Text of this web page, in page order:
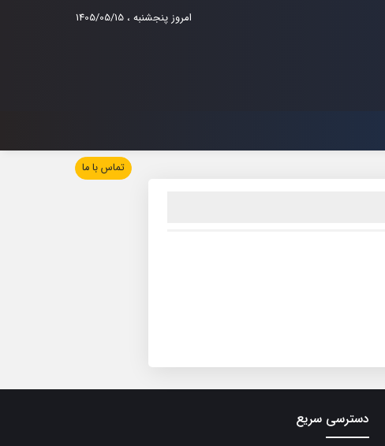
امروز پنجشنبه ، 1405/05/15
تماس با ما
دسترسی سریع